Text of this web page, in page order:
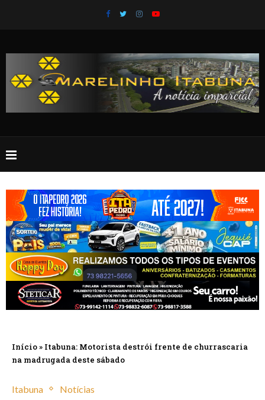
Início» Itabuna: Motorista destrói frente de churrascaria
na madrugada deste sábado
Itabuna Notícias